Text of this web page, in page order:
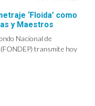
‘Floida’ como
y Maestros
Nacional de
transmite hoy